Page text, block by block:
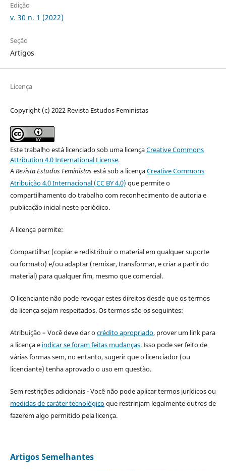
Edição
v. 30 n. 1 (2022)
Seção
Artigos
Licença
Copyright (c) 2022 Revista Estudos Feministas
Este trabalho está licenciado sob uma licençaCreative Commons
Attribution 4.0 International License.
ARevista Estudos Feministasestá sob a licençaCreative Commons
Atribuição 4.0 Internacional (CC BY 4.0) que permite o
compartilhamento do trabalho com reconhecimento de autoria e
publicação inicial neste periódico.
A licença permite:
Compartilhar (copiar e redistribuir o material em qualquer suporte
ou formato) e/ou adaptar (remixar, transformar, e criar a partir do
material) para qualquer fim, mesmo que comercial.
O licenciante não pode revogar estes direitos desde que os termos
da licença sejam respeitados. Os termos são os seguintes:
Atribuição – Você deve dar ocrédito apropriado, prover um link para
a licença e indicar se foram feitas mudanças. Isso pode ser feito de
várias formas sem, no entanto, sugerir que o licenciador (ou
licenciante) tenha aprovado o uso em questão.
Sem restrições adicionais - Você não pode aplicar termos jurídicos ou
medidas de caráter tecnológicoque restrinjam legalmente outros de
fazerem algo permitido pela licença.
Artigos Semelhantes